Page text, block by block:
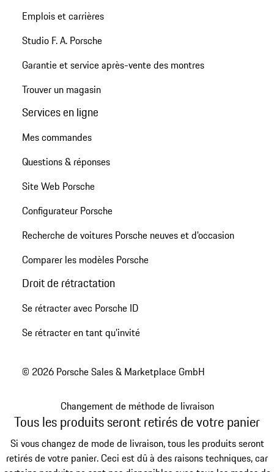
Emplois et carrières
Studio F. A. Porsche
Garantie et service après-vente des montres
Trouver un magasin
Services en ligne
Mes commandes
Questions & réponses
Site Web Porsche
Configurateur Porsche
Recherche de voitures Porsche neuves et d'occasion
Comparer les modèles Porsche
Droit de rétractation
Se rétracter avec Porsche ID
Se rétracter en tant qu’invité
© 2026 Porsche Sales & Marketplace GmbH
Changement de méthode de livraison
Tous les produits seront retirés de votre panier
Si vous changez de mode de livraison, tous les produits seront
retirés de votre panier. Ceci est dû à des raisons techniques, car